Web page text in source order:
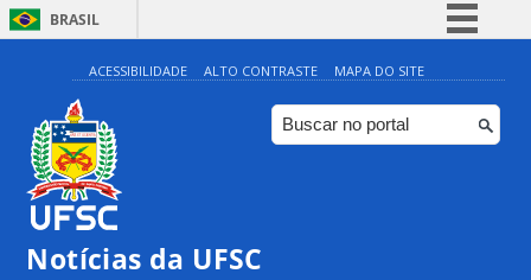
BRASIL
Simplifique!
Comunica BR
Participe
ACESSIBILIDADE ALTO CONTRASTE MAPA DO SITE
Notícias da UFSC